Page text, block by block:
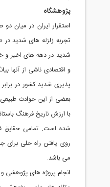
پژوهشگاه
استقرار ایران در میان دو
تجربه زلزله های شدید در
شدید در دهه های اخیر و
و اقتصادی ناشی از آنها
پذیری شدید کشور در
بعضی از این حوادث طبیعی
با ارزش ناریخ فرهنگ
شده است. تمامی حقایق
روی یافتن راه حلی برای
می باشد.
انجام پروژه های پژوهشی